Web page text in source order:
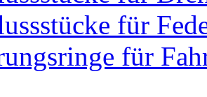
für
für